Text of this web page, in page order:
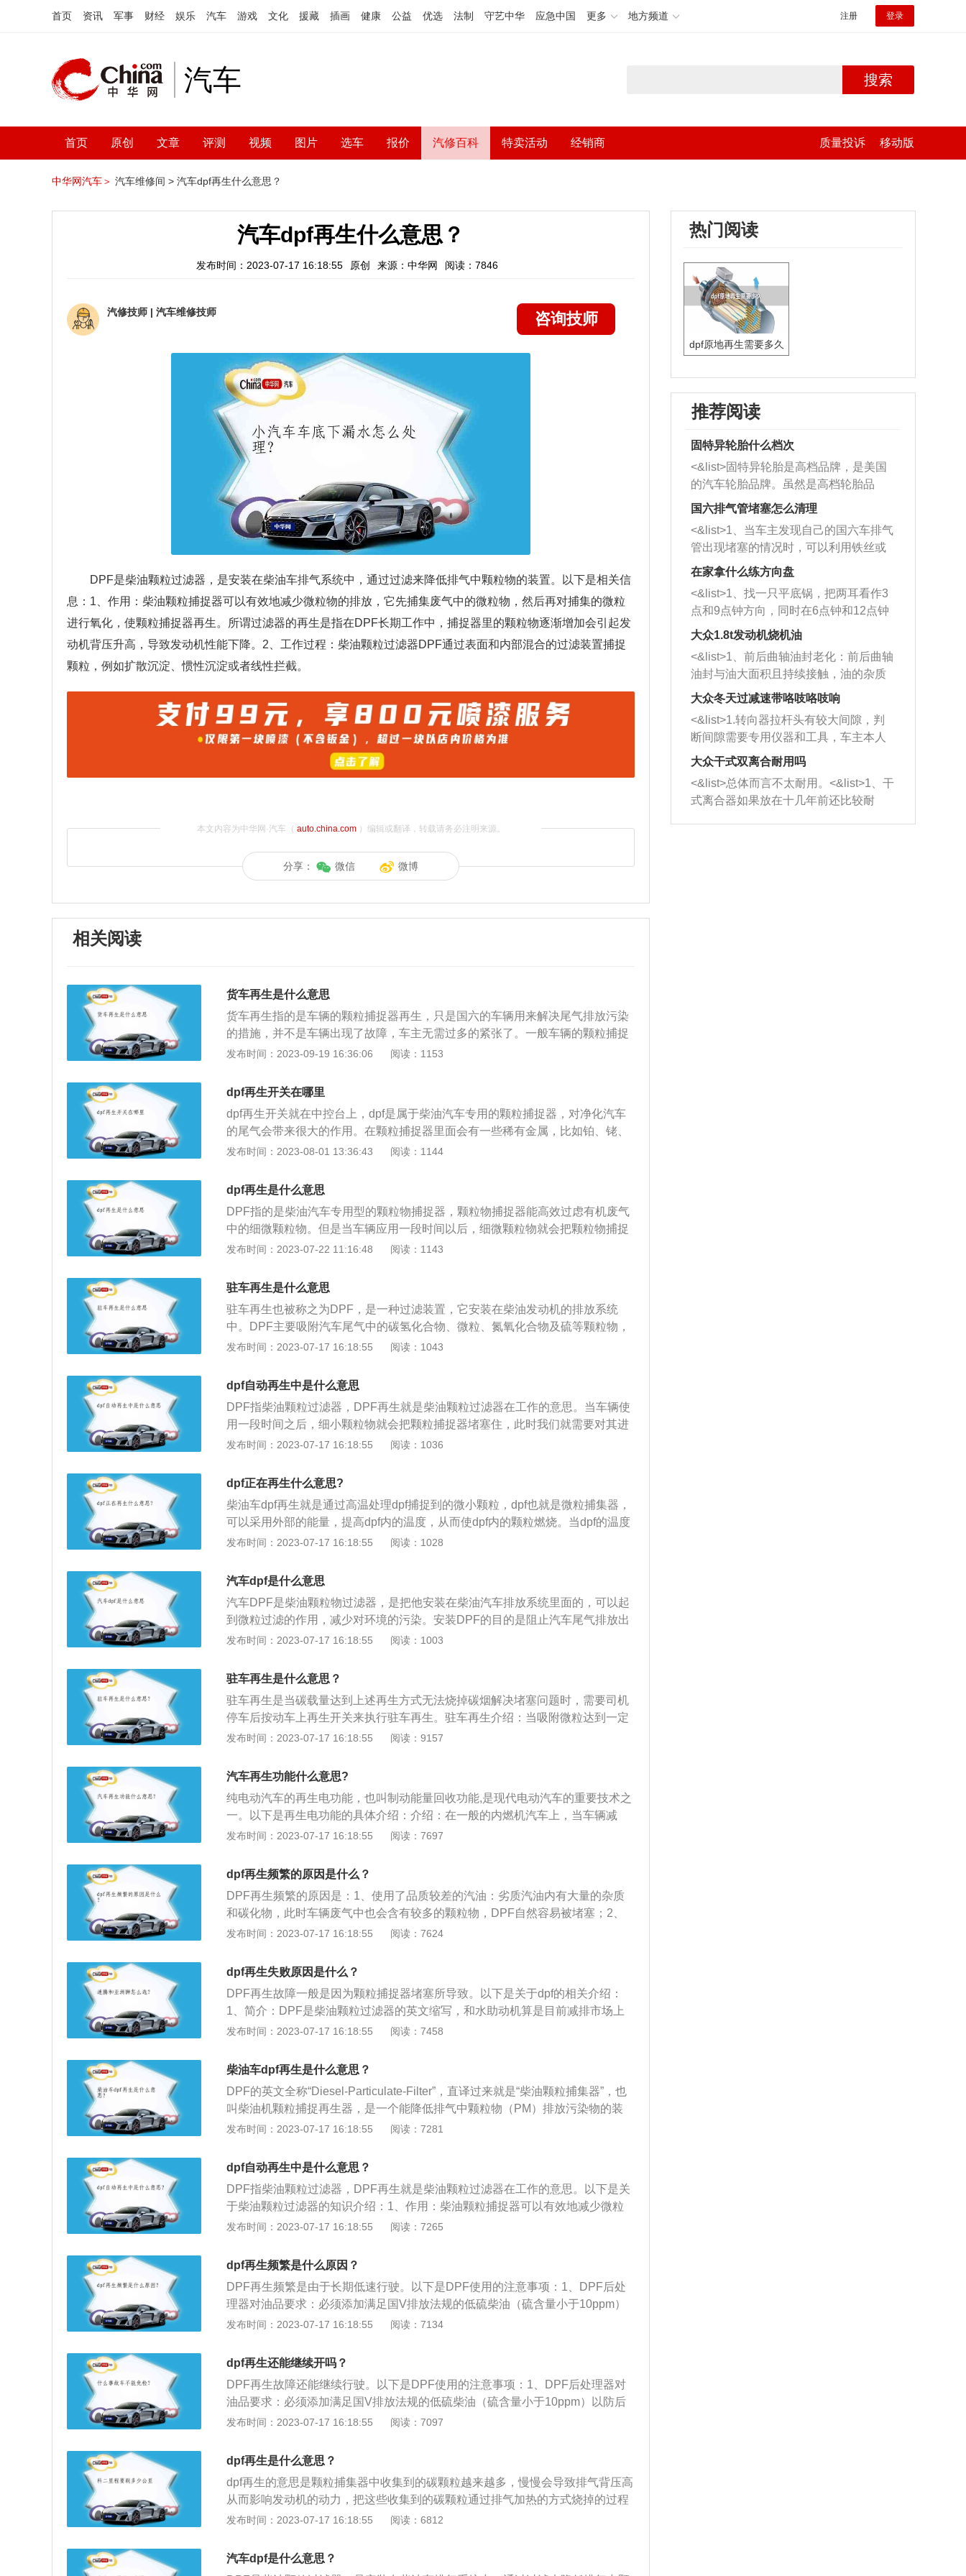
首页 资讯 军事 财经 娱乐 汽车 游戏 文化 援藏 插画 健康 公益 优选 法制 守艺中华 应急中国 更多 地方频道 注册 登录
汽车 搜索
首页 原创 文章 评测 视频 图片 选车 报价 汽修百科 特卖活动 经销商 质量投诉 移动版
中华网汽车＞ 汽车维修间 > 汽车dpf再生什么意思？
汽车dpf再生什么意思？
发布时间：2023-07-17 16:18:55 原创 来源：中华网 阅读：7846
汽修技师 | 汽车维修技师 咨询技师
DPF是柴油颗粒过滤器，是安装在柴油车排气系统中，通过过滤来降低排气中颗粒物的装置。以下是相关信
息：1、作用：柴油颗粒捕捉器可以有效地减少微粒物的排放，它先捕集废气中的微粒物，然后再对捕集的微粒
进行氧化，使颗粒捕捉器再生。所谓过滤器的再生是指在DPF长期工作中，捕捉器里的颗粒物逐渐增加会引起发
动机背压升高，导致发动机性能下降。2、工作过程：柴油颗粒过滤器DPF通过表面和内部混合的过滤装置捕捉
颗粒，例如扩散沉淀、惯性沉淀或者线性拦截。
本文内容为中华网·汽车（ auto.china.com）编辑或翻译，转载请务必注明来源。
分享： 微信 微博
相关阅读
货车再生是什么意思
货车再生指的是车辆的颗粒捕捉器再生，只是国六的车辆用来解决尾气排放污染
的措施，并不是车辆出现了故障，车主无需过多的紧张了。一般车辆的颗粒捕捉
器被堵塞，柴油车辆就会提高发动机的转速，让发动机升温，这样颗粒就会被清
器再生的时间需要十分钟，在这十分钟内，车主千万不能将车辆熄火。再生完成
后，指示灯就熄灭了，车主就可以继续使用车辆了。颗粒捕捉器是车辆非常重要
的零件，一旦颗粒捕捉器出现问题，就会影响车辆的年检，所以车辆出现再生提
示，车主一定要认真对待。
发布时间：2023-09-19 16:36:06 阅读：1153
dpf再生开关在哪里
dpf再生开关就在中控台上，dpf是属于柴油汽车专用的颗粒捕捉器，对净化汽车
的尾气会带来很大的作用。在颗粒捕捉器里面会有一些稀有金属，比如铂、铑、
钯等，当排气通过这些金属以后就会被催化，并且内部还有密集设置袋式过滤
秒钟的时间，就会让发动机自动进入到再生的状态。就在这个过程中发动机转速
会发生一些阶段性的变化，这种是属于正常情况。再生是需要维持20到40分钟左
右的时间，切记不要人为去干涉，否则很容易对系统带来影响。再生的期间，驾
驶员需要就近对车辆进行检测，同时在发动机舱周边需要放置一个警示标识。如
果不小心碰到发动机舱，很容易出现烫伤的情况。等到再生完成之后，转速就会
辆。
发布时间：2023-08-01 13:36:43 阅读：1144
dpf再生是什么意思
DPF指的是柴油汽车专用型的颗粒物捕捉器，颗粒物捕捉器能高效过虑有机废气
中的细微颗粒物。但是当车辆应用一段时间以后，细微颗粒物就会把颗粒物捕捉
器阻塞住，这时就必须对其完成清洗了，这个清理的过程称作DPF再生。柴油颗
温度和压力条件，过滤器收集到的颗粒物就会被处理掉。主动再生，是指当车辆
达不到特定反应条件，需要系统主动的创作条件来处理颗粒物。在机车的排放系
统中，通过利用金刚砂进行堵塞，从而堵住颗粒物的排放。数据显示，这一举措
可减少污染物排放量减少高达80%。DPF通过表面和内部混合的过滤装置捕捉颗
粒，例如扩散沉淀、惯性沉淀或者线性拦截，能够有效地净化排气中70%～90%
品化。为满足欧Ⅵ或美国2010排放法规，柴油机排气后处理系统将会更加复杂，
需要将柴油氧化催化器（DOC）、柴油颗粒过滤器（DPF）、选择性催化还原器
（SCR）等集成为一体来控制柴油机排放。随着炭烟颗粒的不断生成，DPF内部
排气背压的增加而影响。发动机控制单元通过废气压力传感器监测DPF内部的压
大地限制了发动机的动力性和燃油经济性。此时发动机控制单元控制自行进行炭
烟颗粒的清洁还原工作，将集聚在DPF内部的炭烟颗粒通过高温燃烧掉，实现DP
F的再生。DPF现阶段早已大规模配用在国六柴油汽车中，DPF配搭尿素溶液喷
涌系统软件能大幅度降低柴油汽车的排气管环境污染，因而DPF变成了国六柴油
发动机会高转速提高转速比以提高排气管溫度，高溫会立即把颗粒物点燃掉。假
如买车人在再生的过程中歇火，车辆的排气管溫度便没法升高，颗粒物也就没法
消除。
发布时间：2023-07-22 11:16:48 阅读：1143
驻车再生是什么意思
驻车再生也被称之为DPF，是一种过滤装置，它安装在柴油发动机的排放系统
中。DPF主要吸附汽车尾气中的碳氢化合物、微粒、氮氧化合物及硫等颗粒物，
当吸附的细微颗粒物达到一定数量后，DPF的尾端燃烧器就会点火烧掉这些细微
生。车辆使用DPF可以有效减少柴油机排放中九成以上的烟灰。DPF有三种工作
状态，即自动再生、手动再生以及随时再生。自动再生，DPF指示灯的颜色为绿
色，不需要人工干预；手动再生，DPF指示灯的颜色为黄色，指示灯发出闪烁信
号，车速在每小时80公里的情况下；随时再生，任意时间都可以进行操作，这种
情况适合只有在市区内行驶的车主进行使用。
发布时间：2023-07-17 16:18:55 阅读：1043
dpf自动再生中是什么意思
DPF指柴油颗粒过滤器，DPF再生就是柴油颗粒过滤器在工作的意思。当车辆使
用一段时间之后，细小颗粒物就会把颗粒捕捉器堵塞住，此时我们就需要对其进
行清洁了，我们把这个清洁的过程称之为DPF再生。DPF目前已经大面积搭载在
成了国六柴油车的标准配置。关于柴油颗粒过滤器的知识介绍：1、作用。柴油
颗粒捕捉器可以有效地减少微粒物质的排放，它先捕集废气中的微粒物，然后再
对捕集的微粒进行氧化，使颗粒捕捉器再生。所谓过滤器的再生是指在DPF长期
工作中，捕捉器里的颗粒物逐渐增加会引起发动机背压升高，导致发动机性能下
降；2、工作过程。柴油颗粒过滤器DPF通过表面和内部混合的过滤装置捕捉颗
发布时间：2023-07-17 16:18:55 阅读：1036
dpf正在再生什么意思?
柴油车dpf再生就是通过高温处理dpf捕捉到的微小颗粒，dpf也就是微粒捕集器，
可以采用外部的能量，提高dpf内的温度，从而使dpf内的颗粒燃烧。当dpf的温度
达到550摄氏度以上的时候，dpf内的颗粒物就会开始氧化以及燃烧，如果不能达
排气系统内，可以有效的捕捉排气中的微小颗粒，捕捉量可以达到百分之70以
上。微粒捕集器还可以减少柴油发动机的烟尘，有效率能达到百分之九十以上。
汽车在行驶过程中，微粒捕集器内的温度会升高，捕捉到的微小颗粒也可以随之
燃烧。如果汽车经常在市区内走走停停，不能快速行驶的情况下，微粒捕集器容
易堵塞。微粒捕集器堵塞后需要按下再生按钮，这样可以让发动机快速空转，提
发布时间：2023-07-17 16:18:55 阅读：1028
汽车dpf是什么意思
汽车DPF是柴油颗粒物过滤器，是把他安装在柴油汽车排放系统里面的，可以起
到微粒过滤的作用，减少对环境的污染。安装DPF的目的是阻止汽车尾气排放出
微小而有毒的颗粒物经过过滤来减少排气里面的颗粒物。柴油颗粒物过滤系统DP
性拦截。汽车DPF设备一般是柴油汽车排放系统里边，是经过表层和里边混合的
过滤系统来过滤掉颗粒物，大部分能高效的过滤掉排气里边70%-90%的颗粒物，
在净化处理柴油机颗粒物的方式里边是最直接高效的办法，总得来说便是可以过
滤掉颗粒物的一类高效设备。DPF是能够快速的处理掉排气里面百分之七十到百
分之九十的颗粒物，是净化处理柴油机颗粒物最有效、最直接的办法中的一种，
机停车后扳动车上的再生按钮来执行再生。通常当再生指示灯点亮后就可以执行
原地再生，由于灰烬不能通过加热或燃烧消除，所以会一直存在于DPF中。正常
情况下(使用CJ-4/CK-4级别的机油、国六的柴油)，DPF运行一段里程后，灰烬会
情况，要及时选择正规厂家更换。
发布时间：2023-07-17 16:18:55 阅读：1003
驻车再生是什么意思？
驻车再生是当碳载量达到上述再生方式无法烧掉碳烟解决堵塞问题时，需要司机
停车后按动车上再生开关来执行驻车再生。驻车再生介绍：当吸附微粒达到一定
量之后，DPF尾端燃烧器自动点火燃烧，把吸附在金属纤维毡颗粒全部都烧掉，
这一燃烧自净过程便是“DPF再生”。驻车再生原理：驻车再生叫DPF安装在柴油
发动机排放系统中起过滤作用，主要吸附尾气中颗粒物，例如微粒、碳氢化合
物、氮氧化合物以及硫等等，防止排入大气层造成环境污染。使用DPF，可以减
少柴油机排放中90%以上的烟灰。
发布时间：2023-07-17 16:18:55 阅读：9157
汽车再生功能什么意思?
纯电动汽车的再生电功能，也叫制动能量回收功能,是现代电动汽车的重要技术之
一。以下是再生电功能的具体介绍：介绍：在一般的内燃机汽车上，当车辆减
速、制动时，车辆的运动能量通过制动系统而转变为热能，并向大气中释放。而
储存于蓄电池中，并进一步转化为驱动能量。例如，当车辆起步或加速时，需要
增大驱动力时，电机驱动力成为发动机的辅助动力，使电能获得有效应用。
发布时间：2023-07-17 16:18:55 阅读：7697
dpf再生频繁的原因是什么？
DPF再生频繁的原因是：1、使用了品质较差的汽油：劣质汽油内有大量的杂质
和碳化物，此时车辆废气中也会含有较多的颗粒物，DPF自然容易被堵塞；2、
没有使用低灰分机油：低灰分机油内很少杂质，比较适合国六车型使用。如果没
低车辆燃油的燃烧效率，此时排气管内的细小颗粒会增多。
发布时间：2023-07-17 16:18:55 阅读：7624
dpf再生失败原因是什么？
DPF再生故障一般是因为颗粒捕捉器堵塞所导致。以下是关于dpf的相关介绍：
1、简介：DPF是柴油颗粒过滤器的英文缩写，和水助动机算是目前减排市场上
比较火的尾气处理装置。DPF，相当于给柴油车排气系统加了一个口罩，通过过
作用是通过表面和内部混合的过滤装置捕捉颗粒，例如扩散沉淀、惯性沉淀或者
线性拦截，能够有效地净化排气中70％～90％的颗粒，是净化柴油机颗粒物最有
效、最直接的方法之一，简单来说就是通过过滤来降低排气中颗粒物（PM）的一
种装置。
发布时间：2023-07-17 16:18:55 阅读：7458
柴油车dpf再生是什么意思？
DPF的英文全称“Diesel-Particulate-Filter”，直译过来就是“柴油颗粒捕集器”，也
叫柴油机颗粒捕捉再生器，是一个能降低排气中颗粒物（PM）排放污染物的装
置。扩展资料：1、壁流式过滤器：DPF一般采用壁流式过滤器，依靠交替封堵
柴油机缸内燃烧产生的NO生成NO2。2、有效去除PM：进入DPF后，NO2分子
键在较低温度（250℃左右）即可断裂，产生的氧气与被捕捉的C颗粒燃烧形成C
O2。柴油机大部分的普通行驶工况都能满足DPF中的再生温度（250℃~500℃）
因此可以有效地去除PM。
发布时间：2023-07-17 16:18:55 阅读：7281
dpf自动再生中是什么意思？
DPF指柴油颗粒过滤器，DPF再生就是柴油颗粒过滤器在工作的意思。以下是关
于柴油颗粒过滤器的知识介绍：1、作用：柴油颗粒捕捉器可以有效地减少微粒
物的排放，它先捕集废气中的微粒物，然后再对捕集的微粒进行氧化，使颗粒捕
加会引起发动机背压升高，导致发动机性能下降。2、工作过程：柴油颗粒过滤
器DPF通过表面和内部混合的过滤装置捕捉颗粒，例如扩散沉淀、惯性沉淀或者
线性拦截。
发布时间：2023-07-17 16:18:55 阅读：7265
dpf再生频繁是什么原因？
DPF再生频繁是由于长期低速行驶。以下是DPF使用的注意事项：1、DPF后处
理器对油品要求：必须添加满足国V排放法规的低硫柴油（硫含量小于10ppm）
以防后处理器中毒堵塞；同时为延长后处理器清灰里程；推荐使用CJ-4级及以上
易造成DPF堵塞。2、DPF触发再生的条件：碳加载量触发再生，通过ECU内部
数据模型计算出碳加载量，通过此值再生。当碳载荷大于18g小于30g时采用主动
再生，发动机正常运转、排气处理系统出口温度高于正常范围、高排温灯持续点
亮。当碳载荷大于30g小于40g时采用驾驶者再生、即驾驶者的手动再生。
发布时间：2023-07-17 16:18:55 阅读：7134
dpf再生还能继续开吗？
DPF再生故障还能继续行驶。以下是DPF使用的注意事项：1、DPF后处理器对
油品要求：必须添加满足国V排放法规的低硫柴油（硫含量小于10ppm）以防后
处理器中毒堵塞；同时为延长后处理器清灰里程；推荐使用CJ-4级及以上级别的
DPF堵塞。2、DPF触发再生的条件：碳加载量触发再生，通过ECU内部数据模
型计算出碳加载量，通过此值再生。当碳载荷大于18g小于30g时采用主动再生，
发动机正常运转、排气处理系统出口温度高于正常范围、高排温灯持续点亮。当
碳载荷大于30g小于40g时采用驾驶者再生、即驾驶者的手动再生。
发布时间：2023-07-17 16:18:55 阅读：7097
dpf再生是什么意思？
dpf再生的意思是颗粒捕集器中收集到的碳颗粒越来越多，慢慢会导致排气背压高
从而影响发动机的动力，把这些收集到的碳颗粒通过排气加热的方式烧掉的过程
叫再生。以下为dpf的相关介绍：1、DPF一般采用壁流式过滤器：依靠交替封堵
柴油机缸内燃烧产生的NO生成NO2；2、进入DPF后NO2分子键在250℃左右即
可断裂：产生的氧气与被捕捉的颗粒燃烧形成CO2。柴油机大部分的普通行驶都
发布时间：2023-07-17 16:18:55 阅读：6812
汽车dpf是什么意思？
热门阅读
dpf原地再生需要多久
推荐阅读
固特异轮胎什么档次
<&list>固特异轮胎是高档品牌，是美国
的汽车轮胎品牌。虽然是高档轮胎品
牌，但是中高低端的轮胎都有生产，这
也是为了更好的开拓市场。
国六排气管堵塞怎么清理
<&list>1、当车主发现自己的国六车排气
管出现堵塞的情况时，可以利用铁丝或
者是细棍，直接将杂物给取出来，如果
堵塞情况比较严重，也可以采取应急措
施。 <&list>2、直接利用木棍将所有的
杂物推到排气管里面的位置处，然后将
三元催化器拆解开，就可以将堵塞的东
西取出来。但如果是因为积碳过多引起
的堵塞，就需要将三元催化器泡在草酸
洗剂对堵塞的情况得到解决，将清洗剂
放在燃油箱中，与燃油混合后，车辆启
动时，就可以和汽油一起进入到燃烧
室，最后形成废气排出，就可以让三元
催化器得到清洗，排气管堵塞的情况就
能够得到解决。
在家拿什么练方向盘
<&list>1、找一只平底锅，把两耳看作3
点和9点钟方向，同时在6点钟和12点钟
方向做一个标记。 <&list>2、双手握住
一圈半的练习，往右同样也要打相同的
圈数。 <&list>3、最后强调要反复练
习，这样就可以形成肌肉记忆，在真实
驾驶车辆时，不需要记忆也能打好方
向。
大众1.8t发动机烧机油
<&list>1、前后曲轴油封老化：前后曲轴
油封与油大面积且持续接触，油的杂质
和发动机内持续温度变化使其密封效果
逐渐减弱，导致渗油或漏油。<&list>2、
活塞间隙过大：积碳会使活塞环与缸体
的间隙扩大，导致机油流入燃烧室中，
造成烧机油。<&list>3、机油粘度。使用
机油粘度过小的话，同样会有烧机油现
象，机油粘度过小具有很好的流动性，
大众冬天过减速带咯吱咯吱响
<&list>1.转向器拉杆头有较大间隙，判
断间隙需要专用仪器和工具，车主本人
无法制作，需要将车辆送到修理厂或4s
店；<&list>2.车辆半轴套管防尘罩破
裂，破裂后会出现漏油现象，使半轴磨
损严重，磨损的半轴容易损坏，产生异
响；<&list>3.稳定器的转向胶套和球头
大众干式双离合耐用吗
<&list>总体而言不太耐用。<&list>1、干
式离合器如果放在十几年前还比较耐